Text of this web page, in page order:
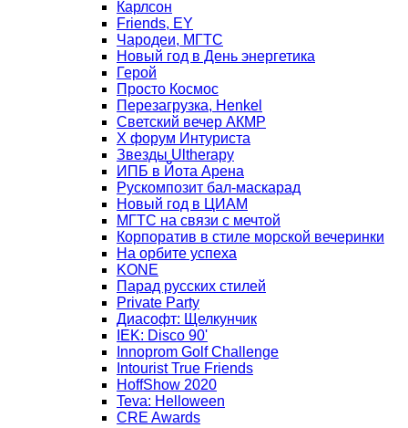
Карлсон
Friends, EY
Чародеи, МГТС
Новый год в День энергетика
Герой
Просто Космос
Перезагрузка, Henkel
Светский вечер АКМР
Х форум Интуриста
Звезды Ultherapy
ИПБ в Йота Арена
Рускомпозит бал-маскарад
Новый год в ЦИАМ
МГТС на связи с мечтой
Корпоратив в стиле морской вечеринки
На орбите успеха
KONE
Парад русских стилей
Private Party
Диасофт: Щелкунчик
IEK: Disco 90'
Innoprom Golf Challenge
Intourist True Friends
HoffShow 2020
Teva: Helloween
CRE Awards